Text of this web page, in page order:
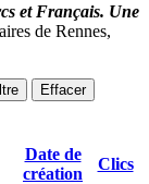
et Français. Une
de Rennes,
Effacer
Date de
création
Clics